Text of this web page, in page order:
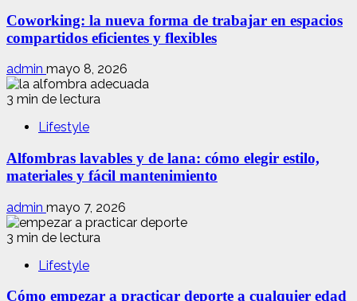
Coworking: la nueva forma de trabajar en espacios
compartidos eficientes y flexibles
admin mayo 8, 2026
3 min de lectura
Lifestyle
Alfombras lavables y de lana: cómo elegir estilo,
materiales y fácil mantenimiento
admin mayo 7, 2026
3 min de lectura
Lifestyle
Cómo empezar a practicar deporte a cualquier edad